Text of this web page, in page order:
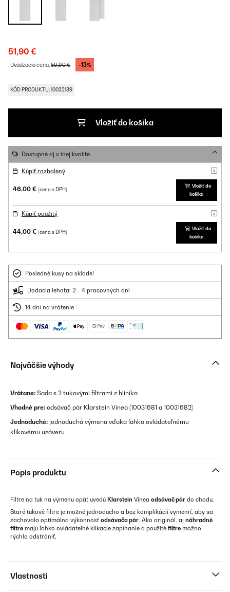
51,90 €
Uvádzacia cena:59,90 € -13%
KÓD PRODUKTU: 10032189
Vložiť do košíka
Dostupné aj v inej kvalite
Kúpiť rozbalený
46,00 € (cena s DPH)
Vložiť do
košíka
Kúpiť použitý
44,00 € (cena s DPH)
Vložiť do
košíka
Posledné kusy na sklade!
Dodacia lehota: 2 - 4 pracovných dní
14 dní na vrátenie
Najväčšie výhody
Vrátane: Sada s 2 tukovými filtrami z hliníka
Vhodné pre: odsávač pár Klarstein Vinea (10031681 a 10031682)
Jednoduché: jednoduchá výmena vďaka ľahko ovládateľnému
klikovému uzáveru
Popis produktu
Filtre na tuk na výmenu opäť uvedú Klarstein Vinea odsávač pár do chodu.
Staré tukové filtre je možné jednoducho a bez komplikácií vymeniť, aby sa
zachovala optimálna výkonnosť odsávača pár. Ako originál, aj náhradné
filtre majú ľahko ovládateľné klikacie zapínanie a použité filtre možno
rýchlo odstrániť.
Vlastnosti